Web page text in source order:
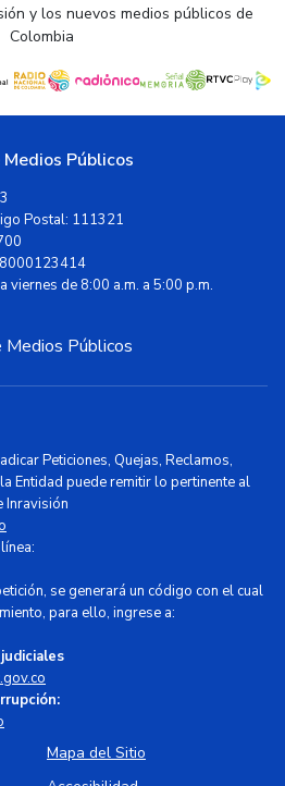
y los nuevos medios públicos de
Colombia
Públicos
Postal: 111321
viernes de 8:00 a.m. a 5:00 p.m.
Medios Públicos
Peticiones, Quejas, Reclamos,
Entidad puede remitir lo pertinente al
Inravisión
se generará un código con el cual
para ello, ingrese a:
Mapa del Sitio